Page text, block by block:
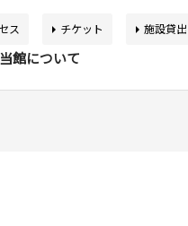
当館について
ス チケット 施設貸出